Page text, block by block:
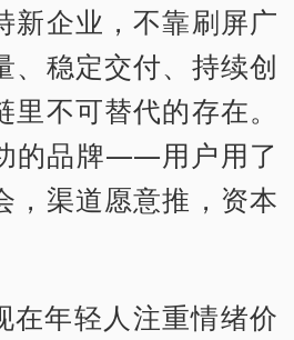
新企业，不靠刷屏广
、稳定交付、持续创
不可替代的存在。
的品牌——用户用了
，渠道愿意推，资本
在年轻人注重情绪价